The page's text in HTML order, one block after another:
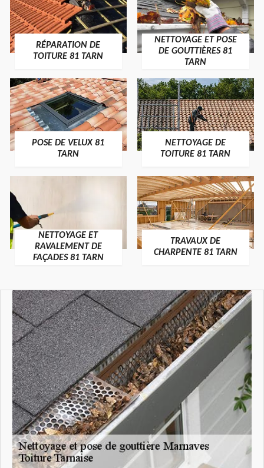
RÉPARATION DE
TOITURE 81 TARN
NETTOYAGE ET POSE
DE GOUTTIÈRES 81
TARN
POSE DE VELUX 81
TARN
NETTOYAGE DE
TOITURE 81 TARN
NETTOYAGE ET
RAVALEMENT DE
FAÇADES 81 TARN
TRAVAUX DE
CHARPENTE 81 TARN